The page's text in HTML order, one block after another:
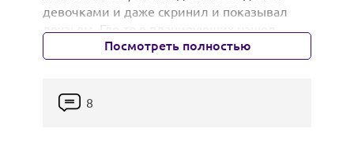
собираюсь. Пригрозила разводом, не
развелась только потому, что нам хорошо
помогала свекровь, так и выжили. В августе
Гена Букин за 15 тыщ подносит сапожки
девочками и даже скринил и показывал
друзьям. Где-то в планирующих нашел
доказательство, что я специально
запланировала беременность и подстроила
его матери. Никогда мы не читали
переписку друг друга, но вся эта ситуация
Посмотреть полностью
8